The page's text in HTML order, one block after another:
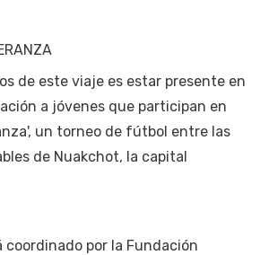
de este viaje es estar presente en
a jóvenes que participan en
un torneo de fútbol entre las
de Nuakchot, la capital
coordinado por la Fundación